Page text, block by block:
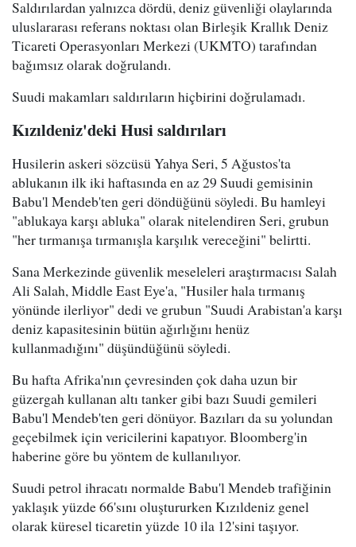
Saldırılardan yalnızca dördü, deniz güvenliği olaylarında
uluslararası referans noktası olan Birleşik Krallık Deniz
Ticareti Operasyonları Merkezi (UKMTO) tarafından
bağımsız olarak doğrulandı.
Suudi makamları saldırıların hiçbirini doğrulamadı.
Kızıldeniz'deki Husi saldırıları
Husilerin askeri sözcüsü Yahya Seri, 5 Ağustos'ta
ablukanın ilk iki haftasında en az 29 Suudi gemisinin
Babu'l Mendeb'ten geri döndüğünü söyledi. Bu hamleyi
"ablukaya karşı abluka" olarak nitelendiren Seri, grubun
"her tırmanışa tırmanışla karşılık vereceğini" belirtti.
Sana Merkezinde güvenlik meseleleri araştırmacısı Salah
Ali Salah, Middle East Eye'a, "Husiler hala tırmanış
yönünde ilerliyor" dedi ve grubun "Suudi Arabistan'a karşı
deniz kapasitesinin bütün ağırlığını henüz
kullanmadığını" düşündüğünü söyledi.
Bu hafta Afrika'nın çevresinden çok daha uzun bir
güzergah kullanan altı tanker gibi bazı Suudi gemileri
Babu'l Mendeb'ten geri dönüyor. Bazıları da su yolundan
geçebilmek için vericilerini kapatıyor. Bloomberg'in
haberine göre bu yöntem de kullanılıyor.
Suudi petrol ihracatı normalde Babu'l Mendeb trafiğinin
yaklaşık yüzde 66'sını oluştururken Kızıldeniz genel
olarak küresel ticaretin yüzde 10 ila 12'sini taşıyor.